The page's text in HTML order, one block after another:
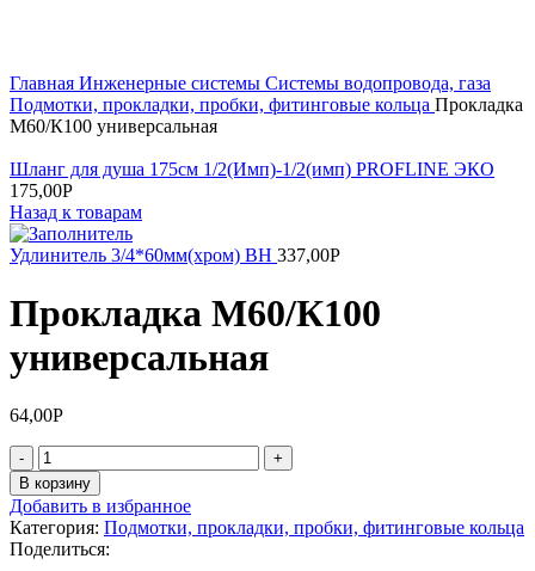
Главная Инженерные системы Системы водопровода, газа
Подмотки, прокладки, пробки, фитинговые кольца Прокладка
М60/К100 универсальная
Шланг для душа 175см 1/2(Имп)-1/2(имп) PROFLINE ЭКО
175,00Р
Назад к товарам
Удлинитель 3/4*60мм(хром) ВН 337,00Р
Прокладка М60/К100
универсальная
64,00Р
Количество
товара
Прокладка
М60/
К100
универсальная
В корзину
Добавить в избранное
Категория: Подмотки, прокладки, пробки, фитинговые кольца
Поделиться: